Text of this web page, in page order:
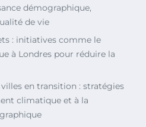
démographique,
de vie
: initiatives comme le
à Londres pour réduire la
villes en transition : stratégies
climatique et à la